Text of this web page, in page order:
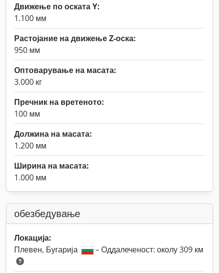
Движење по оската Y:
1.100 мм
Растојание на движење Z-оска:
950 мм
Оптоварување на масата:
3.000 кг
Пречник на вретеното:
100 мм
Должина на масата:
1.200 мм
Ширина на масата:
1.000 мм
обезбедување
Локација:
Плевен, Бугарија
– Оддалеченост: околу 309 км